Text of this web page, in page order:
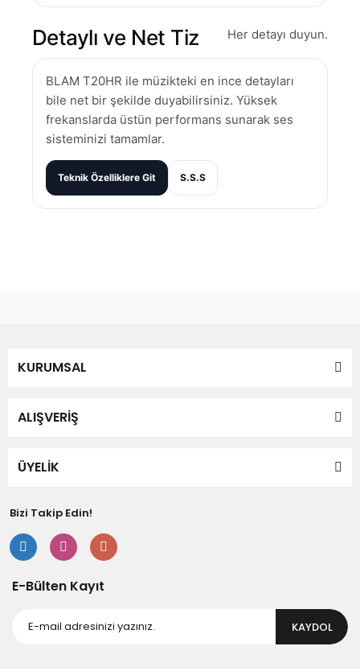
Detaylı ve Net Tiz Her detayı duyun.
BLAM T20HR ile müzikteki en ince detayları
bile net bir şekilde duyabilirsiniz. Yüksek
frekanslarda üstün performans sunarak ses
sisteminizi tamamlar.
Teknik Özelliklere Git S.S.S
Ürün resmi kalitesiz, bozuk veya görüntülenemiyor.
Ürün bilgilerinde hatalar bulunuyor.
Bu ürüne benzer farklı alternatifler olmalı.
KURUMSAL
ALIŞVERİŞ
ÜYELİK
Bizi Takip Edin!
E-Bülten Kayıt
KAYDOL